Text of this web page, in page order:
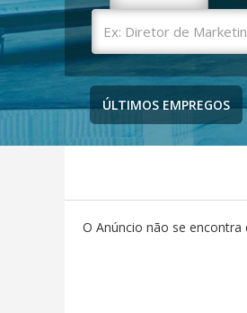
Ex:
Diretor
de
ÚLTIMOS EMPREGOS
O Anúncio não se encontra